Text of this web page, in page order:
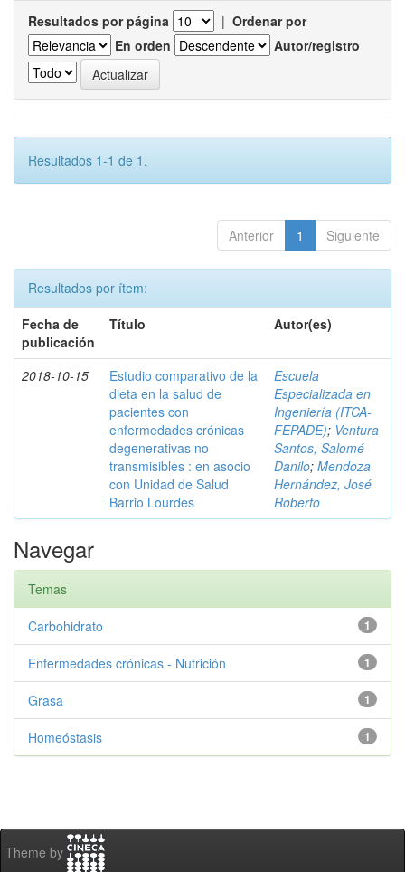
Resultados por página | Ordenar por
En orden
Autor/registro
Resultados 1-1 de 1.
Anterior 1 Siguiente
Resultados por ítem:
Fecha de
publicación
Título Autor(es)
2018-10-15
Estudio comparativo de la
dieta en la salud de
pacientes con
enfermedades crónicas
degenerativas no
transmisibles : en asocio
con Unidad de Salud
Barrio Lourdes
Escuela
Especializada en
Ingeniería (ITCA-
FEPADE); Ventura
Santos, Salomé
Danilo; Mendoza
Hernández, José
Roberto
Navegar
Temas
1
Carbohidrato
1
Enfermedades crónicas - Nutrición
1
Grasa
1
Homeóstasis
Theme by